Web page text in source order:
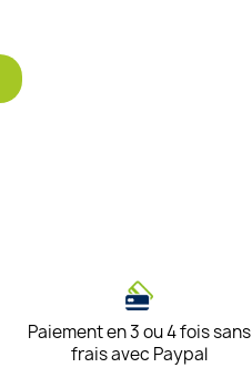
Paiement en 3 ou 4 fois sans
frais avec Paypal